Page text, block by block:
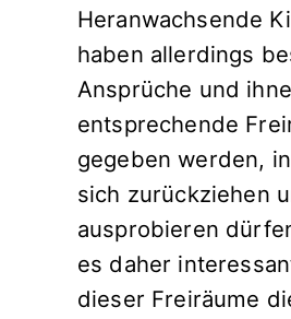
Heranwachsende
haben allerdings
Ansprüche und
entsprechende
gegeben werden,
sich zurückziehen
ausprobieren
es daher
dieser Freiräume